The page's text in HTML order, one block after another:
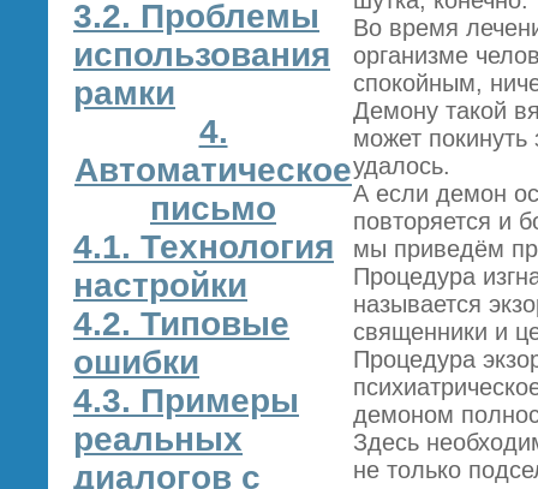
3.2. Проблемы
использования
рамки
4.
Автоматическое
письмо
4.1. Технология
настройки
4.2. Типовые
ошибки
4.3. Примеры
реальных
диалогов с
Во время
организме
спокойным,
Демону такой
может
удалось.
А если демон
повторяется и
мы приведём
Процедура
называется
священники и
Процедура
демоном
Здесь
не только